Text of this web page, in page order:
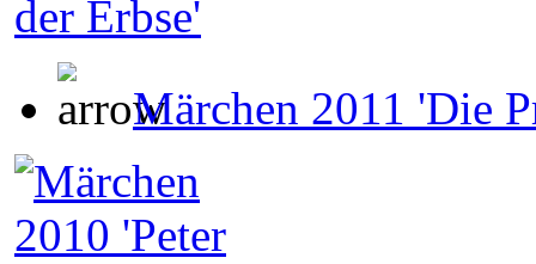
Märchen 2011 'Die